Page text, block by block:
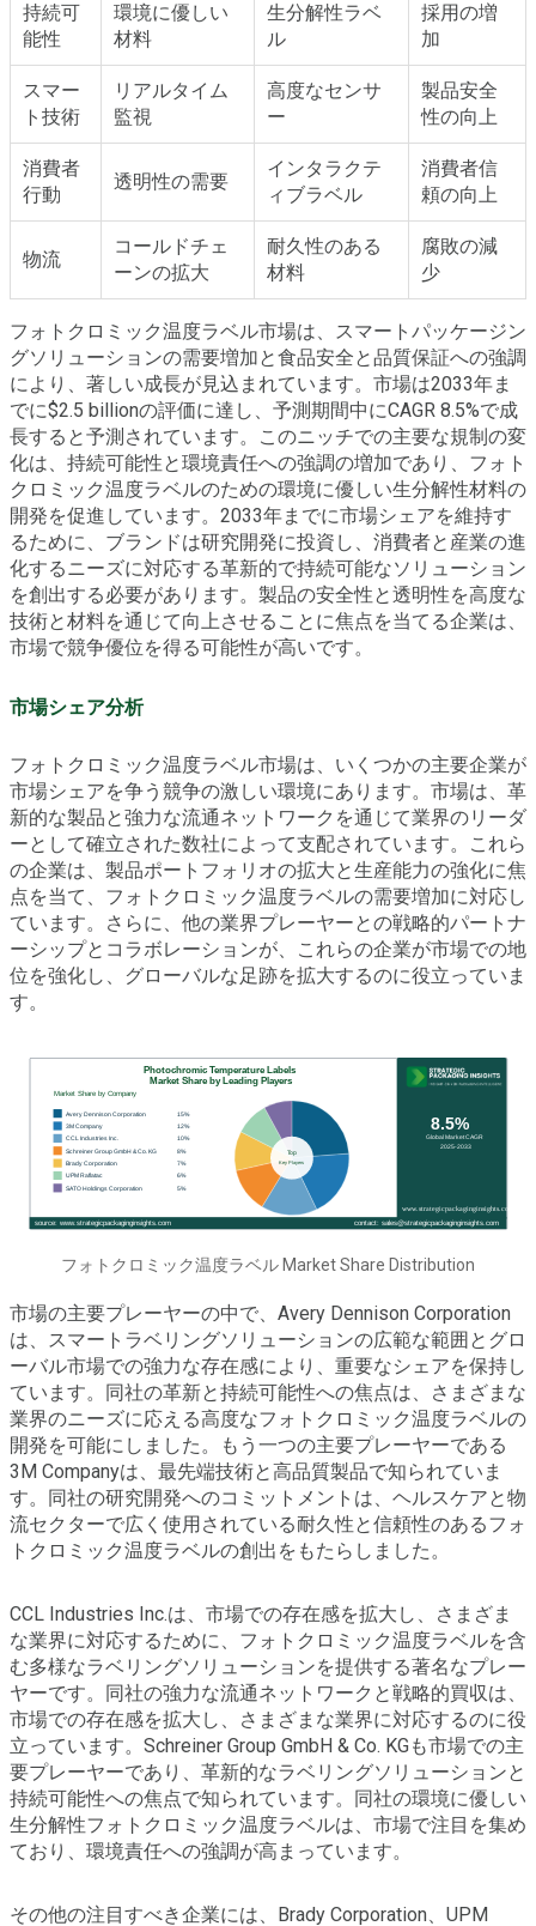
持続可
能性
環境に優しい
材料
生分解性ラベ
ル
採用の増
加
スマー
ト技術
リアルタイム
監視
高度なセンサ
ー
製品安全
性の向上
消費者
行動
透明性の需要
インタラクテ
ィブラベル
消費者信
頼の向上
物流
コールドチェ
ーンの拡大
耐久性のある
材料
腐敗の減
少
フォトクロミック温度ラベル市場は、スマートパッケージン
グソリューションの需要増加と食品安全と品質保証への強調
により、著しい成長が見込まれています。市場は2033年ま
でに$2.5 billionの評価に達し、予測期間中にCAGR 8.5%で成
長すると予測されています。このニッチでの主要な規制の変
化は、持続可能性と環境責任への強調の増加であり、フォト
クロミック温度ラベルのための環境に優しい生分解性材料の
開発を促進しています。2033年までに市場シェアを維持す
るために、ブランドは研究開発に投資し、消費者と産業の進
化するニーズに対応する革新的で持続可能なソリューション
を創出する必要があります。製品の安全性と透明性を高度な
技術と材料を通じて向上させることに焦点を当てる企業は、
市場で競争優位を得る可能性が高いです。
市場シェア分析
フォトクロミック温度ラベル市場は、いくつかの主要企業が
市場シェアを争う競争の激しい環境にあります。市場は、革
新的な製品と強力な流通ネットワークを通じて業界のリーダ
ーとして確立された数社によって支配されています。これら
の企業は、製品ポートフォリオの拡大と生産能力の強化に焦
点を当て、フォトクロミック温度ラベルの需要増加に対応し
ています。さらに、他の業界プレーヤーとの戦略的パートナ
ーシップとコラボレーションが、これらの企業が市場での地
位を強化し、グローバルな足跡を拡大するのに役立っていま
す。
フォトクロミック温度ラベル Market Share Distribution
市場の主要プレーヤーの中で、Avery Dennison Corporation
は、スマートラベリングソリューションの広範な範囲とグロ
ーバル市場での強力な存在感により、重要なシェアを保持し
ています。同社の革新と持続可能性への焦点は、さまざまな
業界のニーズに応える高度なフォトクロミック温度ラベルの
開発を可能にしました。もう一つの主要プレーヤーである
3M Companyは、最先端技術と高品質製品で知られていま
す。同社の研究開発へのコミットメントは、ヘルスケアと物
流セクターで広く使用されている耐久性と信頼性のあるフォ
トクロミック温度ラベルの創出をもたらしました。
CCL Industries Inc.は、市場での存在感を拡大し、さまざま
な業界に対応するために、フォトクロミック温度ラベルを含
む多様なラベリングソリューションを提供する著名なプレー
ヤーです。同社の強力な流通ネットワークと戦略的買収は、
市場での存在感を拡大し、さまざまな業界に対応するのに役
立っています。Schreiner Group GmbH & Co. KGも市場での主
要プレーヤーであり、革新的なラベリングソリューションと
持続可能性への焦点で知られています。同社の環境に優しい
生分解性フォトクロミック温度ラベルは、市場で注目を集め
ており、環境責任への強調が高まっています。
その他の注目すべき企業には、Brady Corporation、UPM